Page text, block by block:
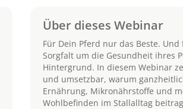
Über dieses Webinar
Für Dein Pferd nur das Beste.
Sorgfalt um die Gesundheit ihres
Hintergrund. In diesem Webinar
und umsetzbar, warum
Ernährung, Mikronährstoffe und
Wohlbefinden im Stallalltag